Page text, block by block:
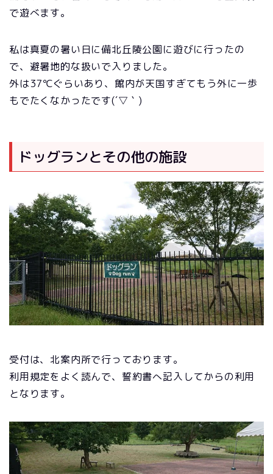
で遊べます。
私は真夏の暑い日に備北丘陵公園に遊びに行ったの
で、避暑地的な扱いで入りました。
外は37℃ぐらいあり、館内が天国すぎてもう外に一歩
もでたくなかったです(´▽｀)
ドッグランとその他の施設
受付は、北案内所で行っております。
利用規定をよく読んで、誓約書へ記入してからの利用
となります。